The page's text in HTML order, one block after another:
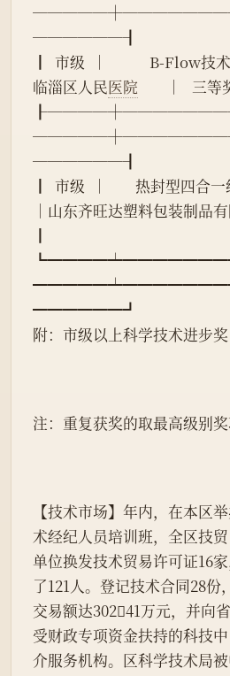
──────┨
┃  市级  │            B-Flow技
临淄区人民医院
│   三等
──────┨
┃  市级  │        热封型四合
│山东齐旺达塑料包装制品
┃
━━━━━━┛
附：市级以上科学技术进步奖
注：重复获奖的取最高级别奖
【技术市场】年内，在本区
术经纪人员培训班，全区技贸
单位换发技术贸易许可证16
了121人。登记技术合同28份，
交易额达30241万元，并向
受财政专项资金扶持的科技中
介服务机构。区科学技术局